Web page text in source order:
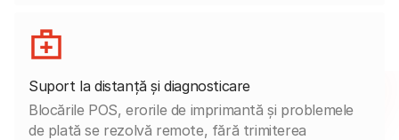
Suport la distanță și diagnosticare
Blocările POS, erorile de imprimantă și problemele
de plată se rezolvă remote, fără trimiterea